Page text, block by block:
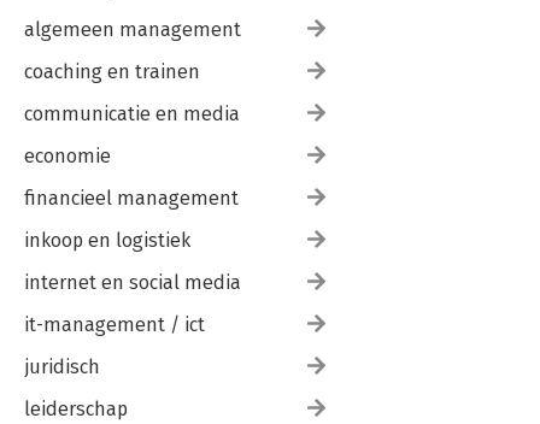
algemeen management
coaching en trainen
communicatie en media
economie
financieel management
inkoop en logistiek
internet en social media
it-management / ict
juridisch
leiderschap